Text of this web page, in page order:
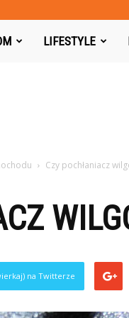
LIFESTYLE
Czy pochłaniacz
na Twitterze